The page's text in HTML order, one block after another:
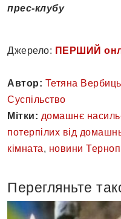
прес-клубу
Джерело: ПЕРШИЙ
Автор: Тетяна
Суспільство
Мітки: домашнє
потерпілих від
кімната, новини
Перегляньте